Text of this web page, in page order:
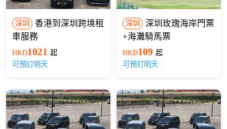
深圳
香港到深圳跨境租
車服務
HKD1021 起
可預訂明天
深圳
深圳玫瑰海岸門票
+海灘騎馬票
HKD109 起
可預訂明天